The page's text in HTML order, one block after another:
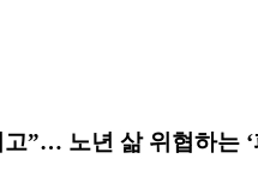
”… 노년 삶 위협하는 ‘